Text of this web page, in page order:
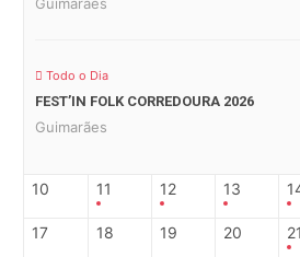
Todo o Dia
FEST’IN FOLK CORREDOURA 2026
Guimarães
10 11 12 13
17 18 19 20 21